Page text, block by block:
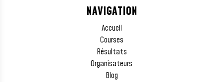
NAVIGATION
Accueil
Courses
Résultats
Organisateurs
Blog